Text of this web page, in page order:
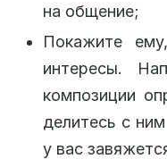
на общение;
Покажите
интересы.
композиции
делитесь с
у вас